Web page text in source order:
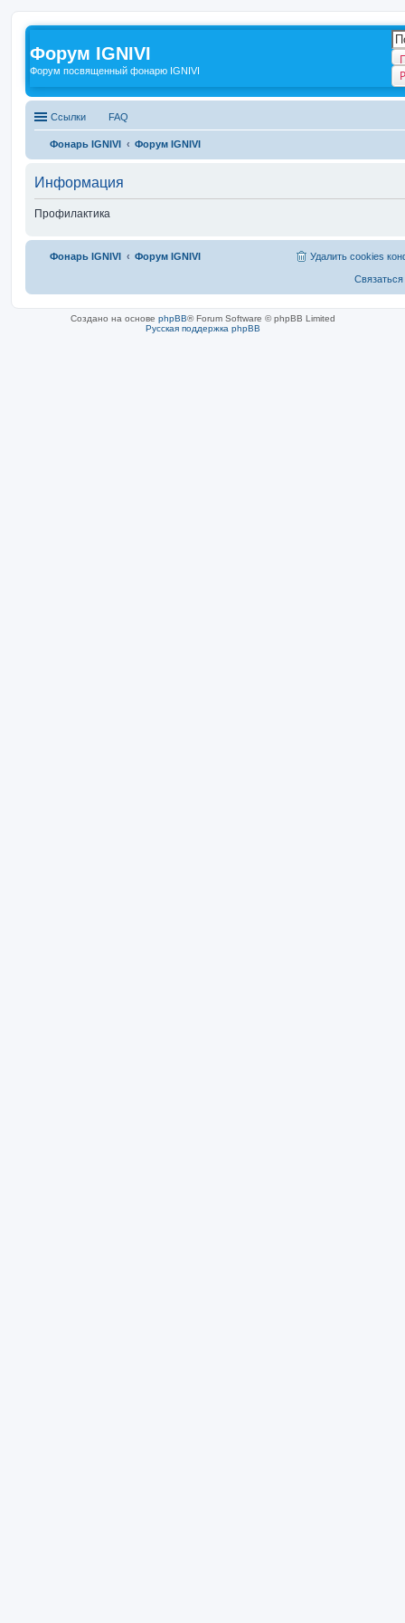
Форум IGNIVI
Форум посвященный фонарю IGNIVI
Ссылки FAQ
Фонарь IGNIVI Форум IGNIVI
Информация
Профилактика
Фонарь IGNIVI Форум IGNIVI Удалить cookies
Создано на основе phpBB® Forum Software © phpBB Limited
Русская поддержка phpBB